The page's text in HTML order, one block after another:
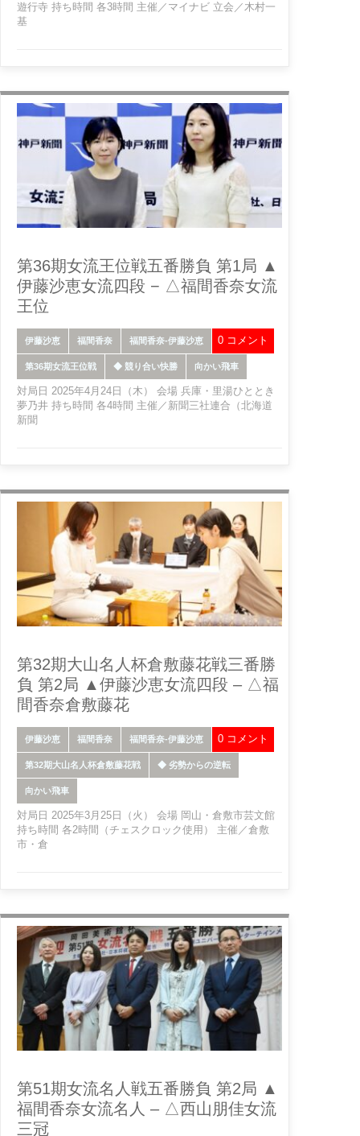
遊行寺 持ち時間 各3時間 主催／マイナビ 立会／木村一
基
第36期女流王位戦五番勝負 第1局 ▲
伊藤沙恵女流四段 − △福間香奈女流
王位
伊藤沙恵 福間香奈 福間香奈-伊藤沙恵
第36期女流王位戦 ◆ 競り合い快勝 向かい飛車
0 コメント
対局日 2025年4月24日（木） 会場 兵庫・里湯ひととき
夢乃井 持ち時間 各4時間 主催／新聞三社連合（北海道
新聞
第32期大山名人杯倉敷藤花戦三番勝
負 第2局 ▲伊藤沙恵女流四段 – △福
間香奈倉敷藤花
伊藤沙恵 福間香奈 福間香奈-伊藤沙恵
第32期大山名人杯倉敷藤花戦 ◆ 劣勢からの逆転
向かい飛車
0 コメント
対局日 2025年3月25日（火） 会場 岡山・倉敷市芸文館
持ち時間 各2時間（チェスクロック使用） 主催／倉敷
市・倉
第51期女流名人戦五番勝負 第2局 ▲
福間香奈女流名人 – △西山朋佳女流
三冠